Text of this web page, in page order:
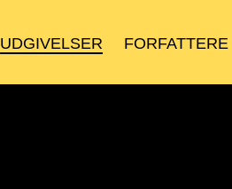
UDGIVELSER FORFATTERE